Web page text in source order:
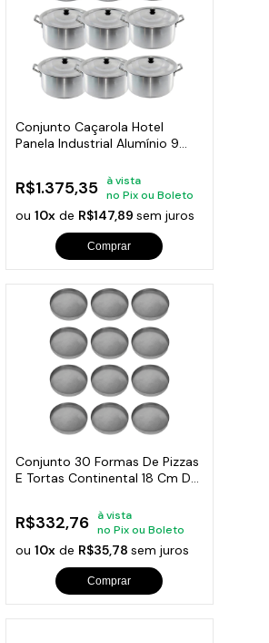
Conjunto Caçarola Hotel
Panela Industrial Alumínio 9
R$1.375,35
à vista
no Pix ou Boleto
ou10x de R$147,89sem juros
Comprar
Conjunto 30 Formas De Pizzas
E Tortas Continental 18 Cm De
R$332,76
à vista
no Pix ou Boleto
ou10x de R$35,78sem juros
Comprar